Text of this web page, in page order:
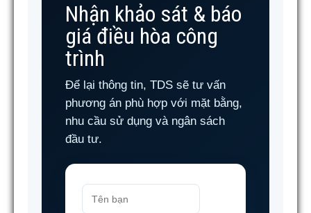
Nhận khảo sát & báo
giá điều hòa công
trình
Để lại thông tin, TDS sẽ tư vấn
phương án phù hợp với mặt bằng,
nhu cầu sử dụng và ngân sách
đầu tư.